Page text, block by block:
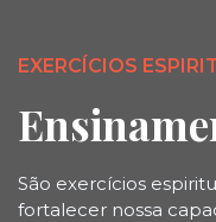
EXERCÍCIOS
São exercícios
fortalecer nossa